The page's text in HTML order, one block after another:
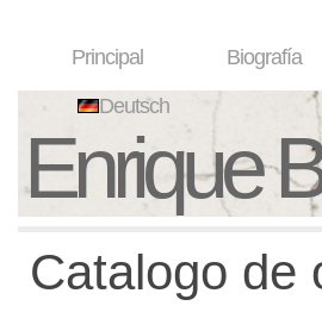
Principal Biografía
Deutsch
Enrique
Catalogo de